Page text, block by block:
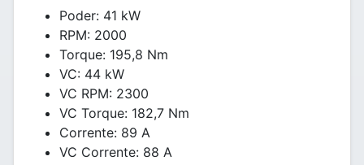
Poder: 41 kW
RPM: 2000
Torque: 195,8 Nm
VC: 44 kW
VC RPM: 2300
VC Torque: 182,7 Nm
Corrente: 89 A
VC Corrente: 88 A